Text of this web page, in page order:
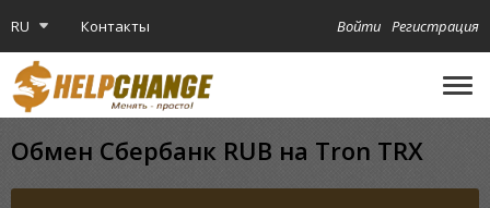
RU Контакты Регистрация
Войти
Обмен Сбербанк RUB на Tron TRX